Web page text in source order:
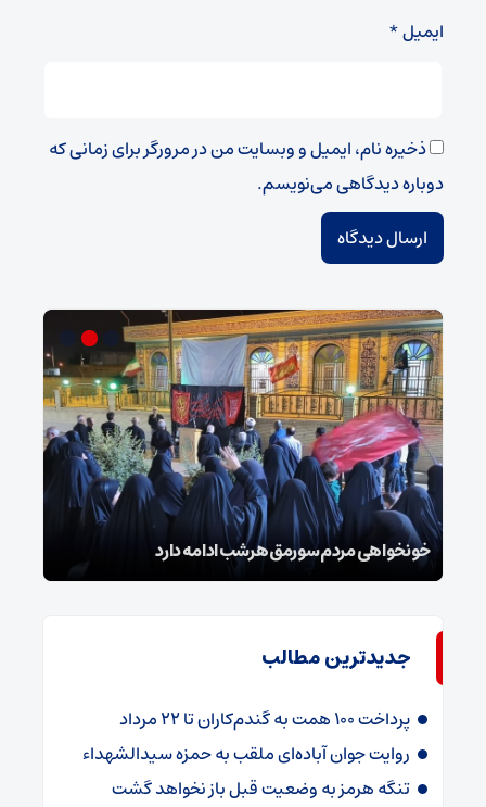
ایمیل*
ذخیره نام، ایمیل و وبسایت من در مرورگر برای زمانی که
دوباره دیدگاهی می‌نویسم.
خونخواهی مردم سورمق هرشب ادامه دارد
جدیدترین مطالب
پرداخت ۱۰۰ همت به گندم‌کاران تا ۲۲ مرداد
روایت جوان آباده‌ای ملقب به حمزه سیدالشهداء
تنگه هرمز به وضعیت قبل باز نخواهد گشت